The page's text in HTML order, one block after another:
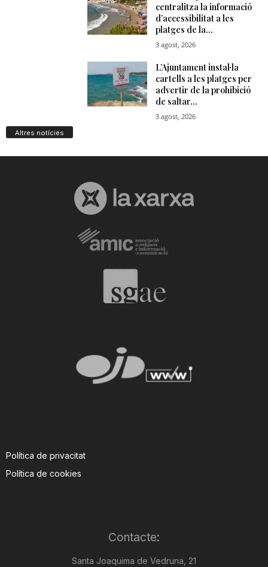
Altres notícies
Política de privacitat
Política de cookies
Contacte:
Santa Joaquima de Vedruna, 21